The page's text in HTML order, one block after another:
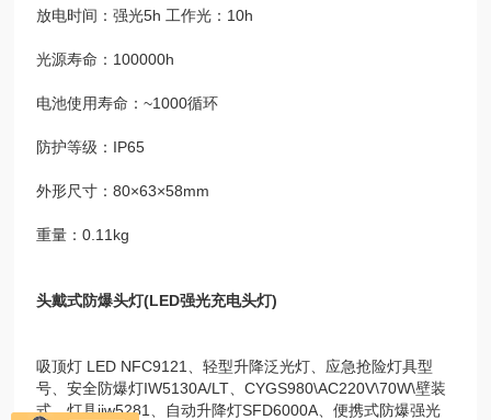
放电时间：强光5h 工作光：10h
光源寿命：100000h
电池使用寿命：~1000循环
防护等级：IP65
外形尺寸：80×63×58mm
重量：0.11kg
头戴式防爆头灯(LED强光充电头灯)
吸顶灯 LED NFC9121、轻型升降泛光灯、应急抢险灯具型
号、安全防爆灯IW5130A/LT、CYGS980\AC220V\70W\壁装
式、灯具jiw5281、自动升降灯SFD6000A、便携式防爆强光